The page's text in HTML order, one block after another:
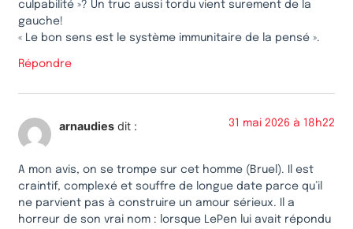
culpabilité »? Un truc aussi tordu vient surement de la
gauche!
« Le bon sens est le système immunitaire de la pensé ».
Répondre
arnaudies dit : 31 mai 2026 à 18h22
A mon avis, on se trompe sur cet homme (Bruel). Il est
craintif, complexé et souffre de longue date parce qu’il
ne parvient pas à construire un amour sérieux. Il a
horreur de son vrai nom : lorsque LePen lui avait répondu